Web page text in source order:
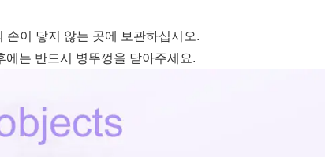
손이 닿지 않는 곳에 보관하십시오.
에는 반드시 병뚜껑을 닫아주세요.